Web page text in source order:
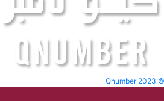
Qnumber 2023 ©